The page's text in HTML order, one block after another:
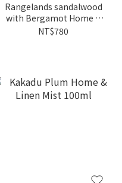
Rangelands sandalwood
with Bergamot Home &
Linen Mist 100ml
NT$780